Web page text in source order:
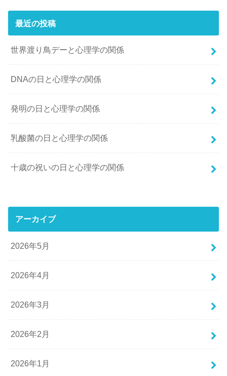
最近の投稿
世界渡り鳥デーと心理学の関係
DNAの日と心理学の関係
発明の日と心理学の関係
乳酸菌の日と心理学の関係
十歳の祝いの日と心理学の関係
アーカイブ
2026年5月
2026年4月
2026年3月
2026年2月
2026年1月